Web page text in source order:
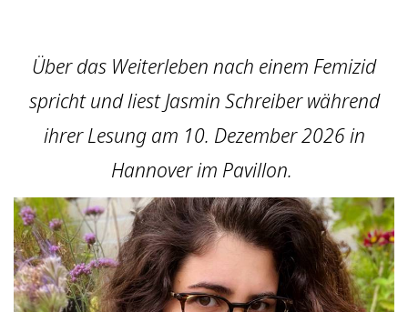
Über das Weiterleben nach einem Femizid
spricht und liest Jasmin Schreiber während
ihrer Lesung am 10. Dezember 2026 in
Hannover im Pavillon.